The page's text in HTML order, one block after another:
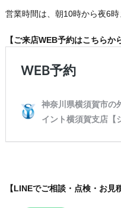
営業時間は、朝10時から夜6時
【ご来店WEB予約はこちらか
【LINEでご相談・点検・お見